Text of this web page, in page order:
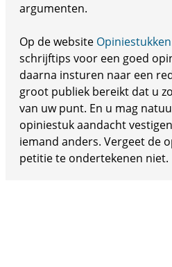
argumenten.
Op de website
schrijftips voor een goed
daarna insturen naar een
groot publiek bereikt dat u
van uw punt. En u mag
opiniestuk aandacht
iemand anders. Vergeet de
petitie te ondertekenen niet.